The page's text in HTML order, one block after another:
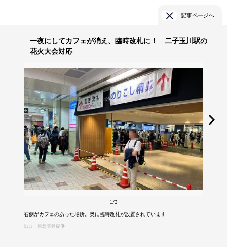
記事ページへ
一夜にしてカフェが消え、臨時改札に！ 二子玉川駅の
花火大会対応
1/3
右側がカフェのあった場所。奥に臨時改札が設置されています
出典：東急電鉄提供